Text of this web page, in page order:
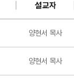
설교자
양현서 목사
양현서 목사